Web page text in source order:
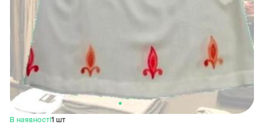
В наявності1 шт